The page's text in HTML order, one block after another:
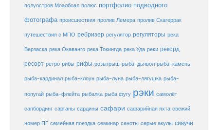
полуостров Моалбоал полюс портфолио подводного
фотографа происшествия пролив Лемера пролив Скагеррак
путешествия с МПО ребризер регулятор регуляторы река
Верзаска река Окаванго река Токингда река Уда реки рекорд
ресорт ретро рибы рифы розыгрыш рыба-дьявол рыба-камень
рыба-кардинал рыба-клоун рыба-луна рыба-лягушка рыба-
попугай рыба-флейта рыбалка рыба фугу рэки самолёт
сапбординг сарганы сардины сафари сафарийная яхта свежий
номер ПГ семейная поездка семинар сеноты серые акулы сивучи